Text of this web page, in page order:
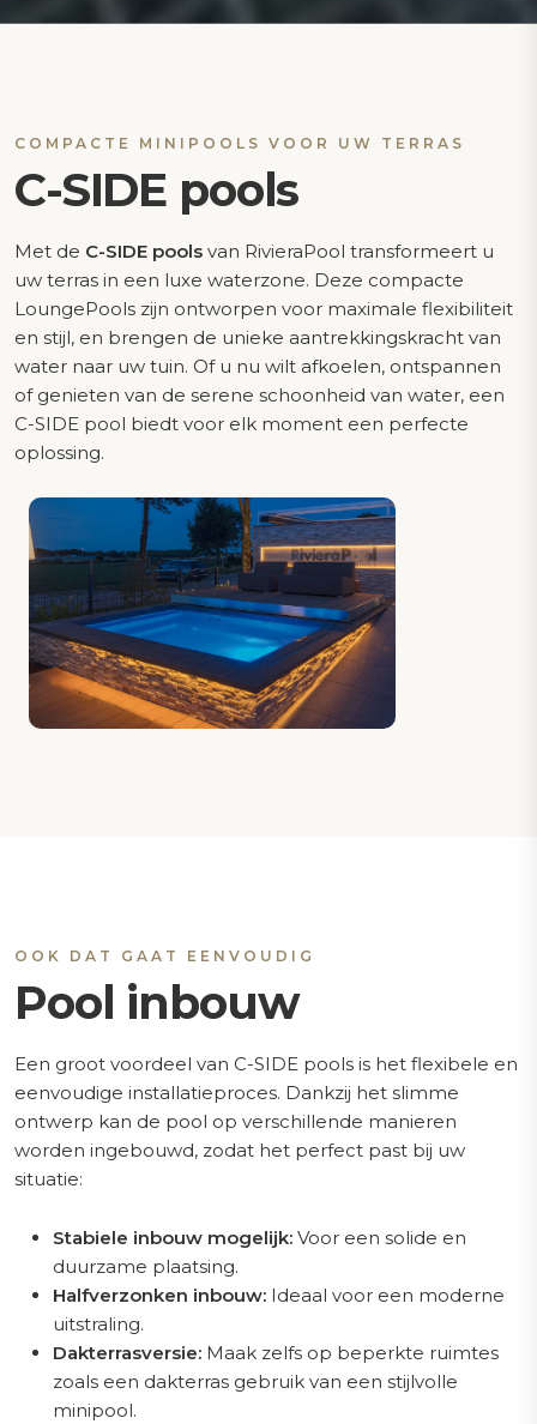
COMPACTE MINIPOOLS VOOR UW TERRAS
C-SIDE pools
Met de C-SIDE pools van RivieraPool transformeert u
uw terras in een luxe waterzone. Deze compacte
LoungePools zijn ontworpen voor maximale flexibiliteit
en stijl, en brengen de unieke aantrekkingskracht van
water naar uw tuin. Of u nu wilt afkoelen, ontspannen
of genieten van de serene schoonheid van water, een
C-SIDE pool biedt voor elk moment een perfecte
oplossing.
OOK DAT GAAT EENVOUDIG
Pool inbouw
Een groot voordeel van C-SIDE pools is het flexibele en
eenvoudige installatieproces. Dankzij het slimme
ontwerp kan de pool op verschillende manieren
worden ingebouwd, zodat het perfect past bij uw
situatie:
Stabiele inbouw mogelijk: Voor een solide en
duurzame plaatsing.
Halfverzonken inbouw: Ideaal voor een moderne
uitstraling.
Dakterrasversie: Maak zelfs op beperkte ruimtes
zoals een dakterras gebruik van een stijlvolle
minipool.